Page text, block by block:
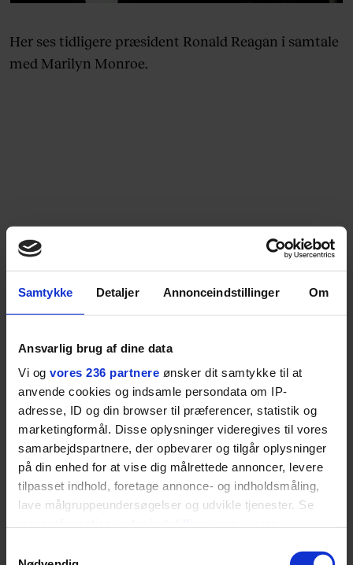
Samtykke Detaljer Annonceindstillinger Om
Ansvarlig brug af dine data
Vi og vores 236 partnere ønsker dit samtykke til at
anvende cookies og indsamle persondata om IP-
adresse, ID og din browser til præferencer, statistik og
marketingformål. Disse oplysninger videregives til vores
samarbejdspartnere, der opbevarer og tilgår oplysninger
på din enhed for at vise dig målrettede annoncer, levere
tilpasset indhold, foretage annonce- og indholdsmåling,
lave målgruppeundersøgelser og udvikle tjenester. Se
tilbage eller ændre indstillinger fra vores
Her ses tidligere præsident Ronald Reagan i samtale
med Marilyn Monroe.
Det er en meget væsentligt flirt-impuls, at der er
gensidighed med hende, du vil forføre/score. Kan
man solidarisere sig med hinanden? Er der sympati
for den andens holdninger og livssyn? Man behøver
absolut ikke at være enige eller ligne hinanden som
interesse i det, den anden står for.
Derfor er det vigtigt, at du er god til at give udtryk
for dit livssyn, især hvis det rationale, du scorer efter,
er et længerevarende forhold. For når hun (eller du
selv) først opdager, at
I slet ikke matcher eller har forståelse for hinandens